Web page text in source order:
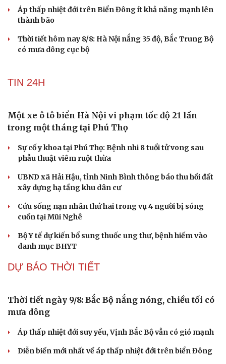
Cải chính
Áp thấp nhiệt đới trên Biển Đông ít khả năng mạnh lên
thành bão
Thời tiết hôm nay 8/8: Hà Nội nắng 35 độ, Bắc Trung Bộ
có mưa dông cục bộ
TIN 24H
Một xe ô tô biển Hà Nội vi phạm tốc độ 21 lần
trong một tháng tại Phú Thọ
Sự cố y khoa tại Phú Thọ: Bệnh nhi 8 tuổi tử vong sau
phẫu thuật viêm ruột thừa
UBND xã Hải Hậu, tỉnh Ninh Bình thông báo thu hồi đất
xây dựng hạ tầng khu dân cư
Cứu sống nạn nhân thứ hai trong vụ 4 người bị sóng
cuốn tại Mũi Nghê
Bộ Y tế dự kiến bổ sung thuốc ung thư, bệnh hiếm vào
danh mục BHYT
DỰ BÁO THỜI TIẾT
Thời tiết ngày 9/8: Bắc Bộ nắng nóng, chiều tối có
mưa dông
Áp thấp nhiệt đới suy yếu, Vịnh Bắc Bộ vẫn có gió mạnh
Diễn biến mới nhất về áp thấp nhiệt đới trên biển Đông